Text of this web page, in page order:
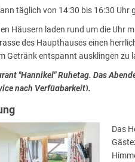
täglich von 14:30 bis 16:30 Uhr
Häusern laden rund um die Uhr
des Haupthauses einen
Getränk entspannt ausklingen zu
"Hannikel" Ruhetag. Das
nach Verfügbarkeit).
Das